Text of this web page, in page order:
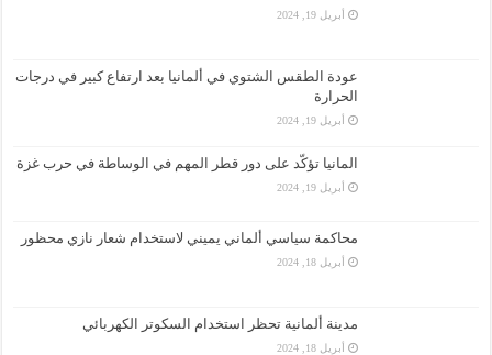
أبريل 19, 2024
عودة الطقس الشتوي في ألمانيا بعد ارتفاع كبير في درجات
الحرارة
أبريل 19, 2024
المانيا تؤكّد على دور قطر المهم في الوساطة في حرب غزة
أبريل 19, 2024
محاكمة سياسي ألماني يميني لاستخدام شعار نازي محظور
أبريل 18, 2024
مدينة ألمانية تحظر استخدام السكوتر الكهربائي
أبريل 18, 2024